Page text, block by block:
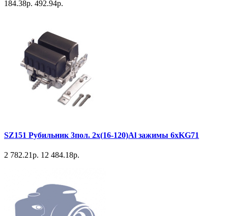
184.38р. 492.94р.
SZ151 Рубильник 3пол. 2х(16-120)Al зажимы 6хKG71
2 782.21р. 12 484.18р.